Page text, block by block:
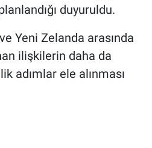
duyuruldu.
Yeni Zelanda arasında
ilişkilerin daha da
adımlar ele alınması